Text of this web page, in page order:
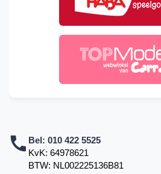
Bel: 010 422 5525
KvK: 64978621
BTW: NL002225136B81